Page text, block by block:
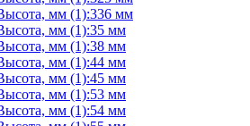
мм (1):336 мм
мм (1):35 мм
мм (1):38 мм
мм (1):44 мм
мм (1):45 мм
мм (1):53 мм
мм (1):54 мм